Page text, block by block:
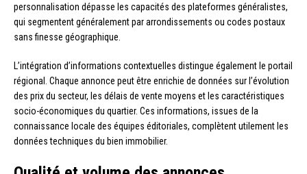
personnalisation dépasse les capacités des plateformes généralistes,
qui segmentent généralement par arrondissements ou codes postaux
sans finesse géographique.
L’intégration d’informations contextuelles distingue également le portail
régional. Chaque annonce peut être enrichie de données sur l’évolution
des prix du secteur, les délais de vente moyens et les caractéristiques
socio-économiques du quartier. Ces informations, issues de la
connaissance locale des équipes éditoriales, complètent utilement les
données techniques du bien immobilier.